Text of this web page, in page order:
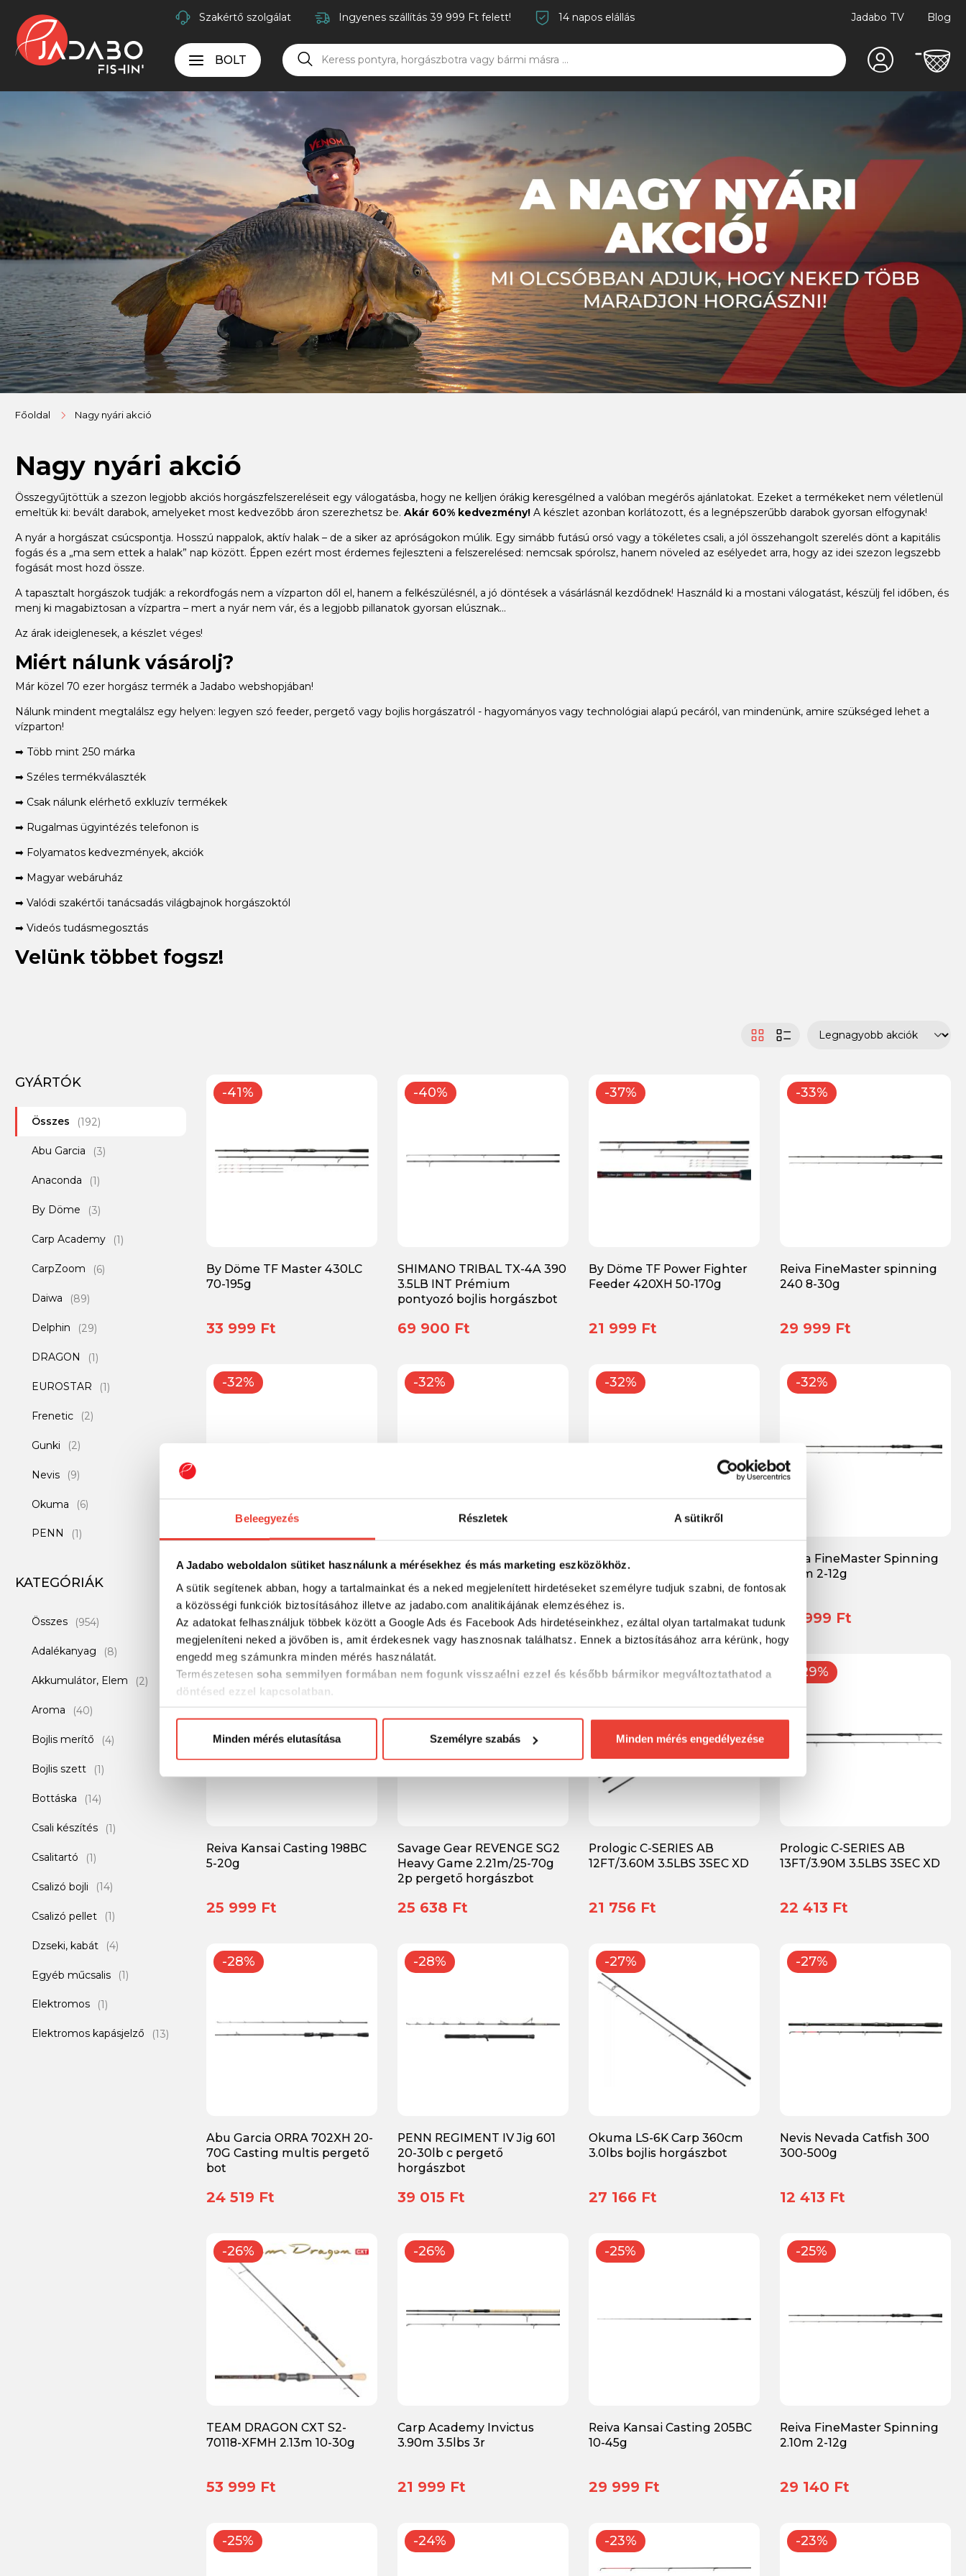
Beleegyezés Részletek A sütikről
A Jadabo weboldalon sütiket használunk a mérésekhez és más marketing eszközökhöz.
A sütik segítenek abban, hogy a tartalmainkat és a neked megjelenített hirdetéseket személyre tudjuk szabni, de fontosak
a közösségi funkciók biztosításához illetve az jadabo.com analitikájának elemzéséhez is.
Az adatokat felhasználjuk többek között a Google Ads és Facebook Ads hirdetéseinkhez, ezáltal olyan tartalmakat tudunk
megjeleníteni neked a jövőben is, amit érdekesnek vagy hasznosnak találhatsz. Ennek a biztosításához arra kérünk, hogy
engedd meg számunkra minden mérés használatát.
Természetesen soha semmilyen formában nem fogunk visszaélni ezzel és később bármikor megváltoztathatod a
döntésed ezzel kapcsolatban.
Előre is köszönjük!
Minden mérés elutasítása Személyre szabás Minden mérés engedélyezése
Szakértő szolgálat Ingyenes szállítás 39 999 Ft felett! 14 napos elállás Jadabo TV Blog
BOLT
Főoldal Nagy nyári akció
Nagy nyári akció
Összegyűjtöttük a szezon legjobb akciós horgászfelszereléseit egy válogatásba, hogy ne kelljen órákig keresgélned a valóban megérős ajánlatokat. Ezeket a termékeket nem véletlenül
emeltük ki: bevált darabok, amelyeket most kedvezőbb áron szerezhetsz be. Akár 60% kedvezmény! A készlet azonban korlátozott, és a legnépszerűbb darabok gyorsan elfogynak!
A nyár a horgászat csúcspontja. Hosszú nappalok, aktív halak – de a siker az apróságokon múlik. Egy simább futású orsó vagy a tökéletes csali, a jól összehangolt szerelés dönt a kapitális
fogás és a „ma sem ettek a halak” nap között. Éppen ezért most érdemes fejleszteni a felszerelésed: nemcsak spórolsz, hanem növeled az esélyedet arra, hogy az idei szezon legszebb
fogását most hozd össze.
A tapasztalt horgászok tudják: a rekordfogás nem a vízparton dől el, hanem a felkészülésnél, a jó döntések a vásárlásnál kezdődnek! Használd ki a mostani válogatást, készülj fel időben, és
menj ki magabiztosan a vízpartra – mert a nyár nem vár, és a legjobb pillanatok gyorsan elúsznak...
Az árak ideiglenesek, a készlet véges!
Miért nálunk vásárolj?
Már közel 70 ezer horgász termék a Jadabo webshopjában!
Nálunk mindent megtalálsz egy helyen: legyen szó feeder, pergető vagy bojlis horgászatról - hagyományos vagy technológiai alapú pecáról, van mindenünk, amire szükséged lehet a
vízparton!
➡ Több mint 250 márka
➡ Széles termékválaszték
➡ Csak nálunk elérhető exkluzív termékek
➡ Rugalmas ügyintézés telefonon is
➡ Folyamatos kedvezmények, akciók
➡ Magyar webáruház
➡ Valódi szakértői tanácsadás világbajnok horgászoktól
➡ Videós tudásmegosztás
Velünk többet fogsz!
GYÁRTÓK
Összes (192)
Abu Garcia (3)
Anaconda (1)
By Döme (3)
Carp Academy (1)
CarpZoom (6)
Daiwa (89)
Delphin (29)
DRAGON (1)
EUROSTAR (1)
Frenetic (2)
Gunki (2)
Nevis (9)
Okuma (6)
PENN (1)
Savage Gear
Shimano (5)
SILSTAR (6)
Starbaits (2)
Unicat (3)
WESTIN (1)
KATEGÓRIÁK
Összes (954)
Adalékanyag (8)
Akkumulátor, Elem (2)
Aroma (40)
Bojlis merítő (4)
Bojlis szett (1)
Bottáska (14)
Csali készítés (1)
Csalitartó (1)
Csalizó bojli (14)
Csalizó pellet (1)
Dzseki, kabát (4)
Egyéb műcsalis (1)
Elektromos (1)
Elektromos kapásjelző (13)
-41%
By Döme TF Master 430LC
70-195g
33 999 Ft
-40%
SHIMANO TRIBAL TX-4A 390
3.5LB INT Prémium
pontyozó bojlis horgászbot
69 900 Ft
-37%
By Döme TF Power Fighter
Feeder 420XH 50-170g
21 999 Ft
-33%
Reiva FineMaster spinning
240 8-30g
29 999 Ft
-32%
Reiva Escape Casting 200M
BC 5-18g
42 990 Ft
-32%
Reiva FineMaster Spinning
1.90m 1.5-10g
24 999 Ft
-32%
Reiva Kansai Casting 200BC
10-30g
25 999 Ft
-32%
Reiva FineMaster Spinning
1.90m 2-12g
24 999 Ft
-30%
Reiva Kansai Casting 198BC
5-20g
25 999 Ft
-30%
Savage Gear REVENGE SG2
Heavy Game 2.21m/25-70g
2p pergető horgászbot
25 638 Ft
-29%
Prologic C-SERIES AB
12FT/3.60M 3.5LBS 3SEC XD
21 756 Ft
-29%
Prologic C-SERIES AB
13FT/3.90M 3.5LBS 3SEC XD
22 413 Ft
-28%
Abu Garcia ORRA 702XH 20-
70G Casting multis pergető
bot
24 519 Ft
-28%
PENN REGIMENT IV Jig 601
20-30lb c pergető
horgászbot
39 015 Ft
-27%
Okuma LS-6K Carp 360cm
3.0lbs bojlis horgászbot
27 166 Ft
-27%
Nevis Nevada Catfish 300
300-500g
12 413 Ft
-26%
TEAM DRAGON CXT S2-
70118-XFMH 2.13m 10-30g
53 999 Ft
-26%
Carp Academy Invictus
3.90m 3.5lbs 3r
21 999 Ft
-25%
Reiva Kansai Casting 205BC
10-45g
29 999 Ft
-25%
Reiva FineMaster Spinning
2.10m 2-12g
29 140 Ft
-25% -24% -23% -23%